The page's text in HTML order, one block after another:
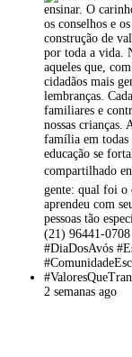
2 semanas ago